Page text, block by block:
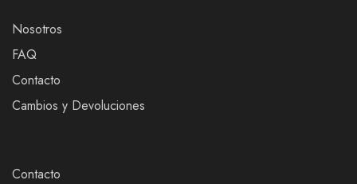
Nosotros
FAQ
Contacto
Cambios y Devoluciones
Contacto